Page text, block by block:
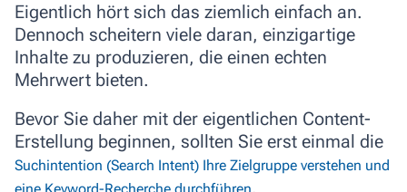
Eigentlich hört sich das ziemlich einfach an.
Dennoch scheitern viele daran, einzigartige
Inhalte zu produzieren, die einen echten
Mehrwert bieten.
Bevor Sie daher mit der eigentlichen Content-
Erstellung beginnen, sollten Sie erst einmal die
Suchintention (Search Intent) Ihre Zielgruppe verstehen und
.